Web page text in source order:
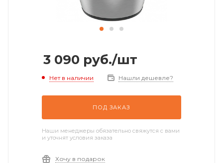
3 090 руб./шт
Нет в наличии Нашли дешевле?
ПОД ЗАКАЗ
Наши менеджеры обязательно свяжутся с вами
и уточнят условия заказа
Хочу в подарок